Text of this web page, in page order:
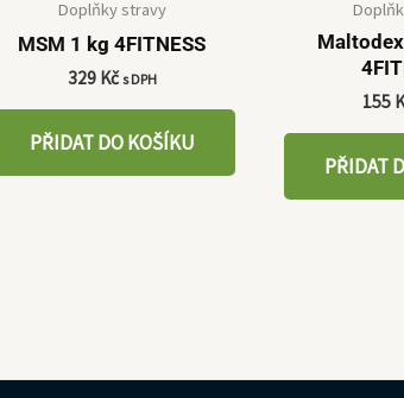
Doplňky stravy
MSM 1 kg 4FITNESS
329 Kč s DPH
PŘIDAT DO KOŠÍKU
155
PŘIDAT